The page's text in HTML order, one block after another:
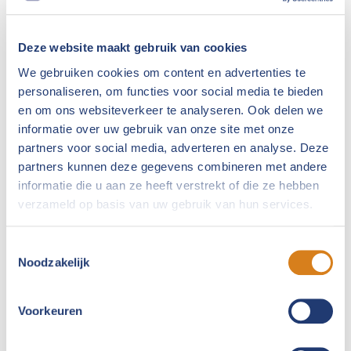
Deze website maakt gebruik van cookies
We gebruiken cookies om content en advertenties te
personaliseren, om functies voor social media te bieden
en om ons websiteverkeer te analyseren. Ook delen we
informatie over uw gebruik van onze site met onze
partners voor social media, adverteren en analyse. Deze
partners kunnen deze gegevens combineren met andere
informatie die u aan ze heeft verstrekt of die ze hebben
verzameld op basis van uw gebruik van hun services.
Noodzakelijk
Voorkeuren
de
Cooling Gel
€14,95 - €89,00Prijsklasse:
€14,95Dit